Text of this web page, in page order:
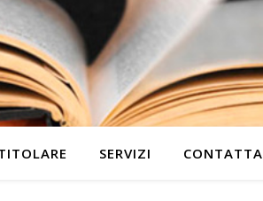
SERVIZI